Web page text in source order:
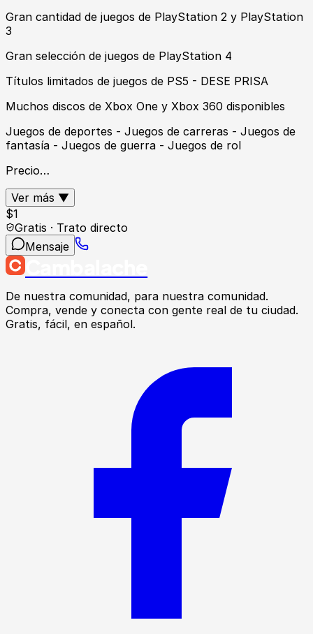
Gran cantidad de juegos de PlayStation 2 y PlayStation
3
Gran selección de juegos de PlayStation 4
Títulos limitados de juegos de PS5 - DESE PRISA
Muchos discos de Xbox One y Xbox 360 disponibles
Juegos de deportes - Juegos de carreras - Juegos de
fantasía - Juegos de guerra - Juegos de rol
Precio…
Ver más ▼
$1
Gratis · Trato directo
Mensaje
De nuestra comunidad, para nuestra comunidad.
Compra, vende y conecta con gente real de tu ciudad.
Gratis, fácil, en español.